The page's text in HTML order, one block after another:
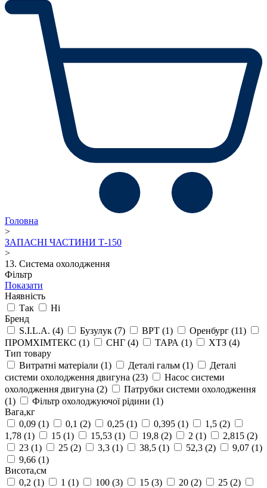
Головна
>
ЗАПАСНІ ЧАСТИНИ Т-150
>
13. Система охолодження
Фільтр
Показати
Наявність
Так
Ні
Бренд
S.I.L.A. (4) Бузулук (7) ВРТ (1) Оренбург (11)
ПРОМХІМТЕКС (1) СНГ (4) ТАРА (1) ХТЗ (4)
Тип товару
Витратні матеріали (1) Деталі гальм (1)
Деталі
системи охолодження двигуна (23)
Насос системи
охолодження двигуна (2)
Патрубки системи охолодження
(1)
Фільтр охолоджуючої рідини (1)
Вага,кг
0,09 (1) 0,1 (2) 0,25 (1) 0,395 (1) 1,5 (2)
1,78 (1) 15 (1) 15,53 (1) 19,8 (2) 2 (1) 2,815 (2)
23 (1) 25 (2) 3,3 (1) 38,5 (1) 52,3 (2) 9,07 (1)
9,66 (1)
Висота,см
0,2 (1) 1 (1) 100 (3) 15 (3) 20 (2) 25 (2)